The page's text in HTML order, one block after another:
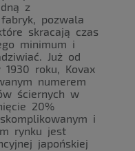
z
pozwala
skracają czas
minimum i
Już od
1930 roku, Kovax
numerem
ściernych w
20%
i
rynku jest
japońskiej